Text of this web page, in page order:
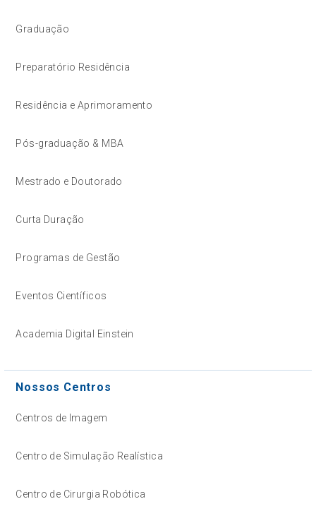
Graduação
Preparatório Residência
Residência e Aprimoramento
Pós-graduação & MBA
Mestrado e Doutorado
Curta Duração
Programas de Gestão
Eventos Científicos
Academia Digital Einstein
Nossos Centros
Centros de Imagem
Centro de Simulação Realística
Centro de Cirurgia Robótica